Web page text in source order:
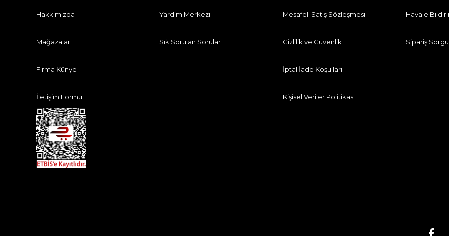
Hakkımızda
Mağazalar
Firma Künye
İletişim Formu
Yardım Merkezi
Sık Sorulan Sorular
Mesafeli Satış Sözleşmesi
Gizlilik ve Güvenlik
İptal İade Koşullari
Kişisel Veriler Politikası
Havale
Sipariş